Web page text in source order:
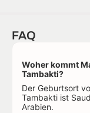
FAQ
Woher kommt
Tambakti?
Der Geburtsort
Tambakti ist
Arabien.